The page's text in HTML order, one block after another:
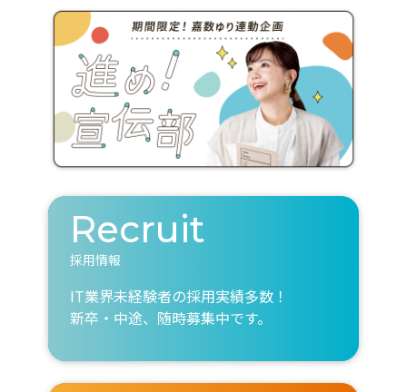
Recruit
採用情報
IT業界未経験者の採用実績多数！
新卒・中途、随時募集中です。